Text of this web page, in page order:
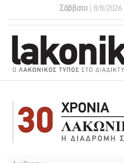
Σάββατο| 8/8/2026